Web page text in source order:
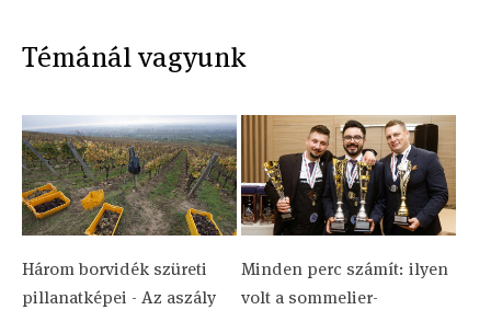
Témánál vagyunk
Három borvidék szüreti
pillanatképei - Az aszály
Minden perc számít: ilyen
volt a sommelier-